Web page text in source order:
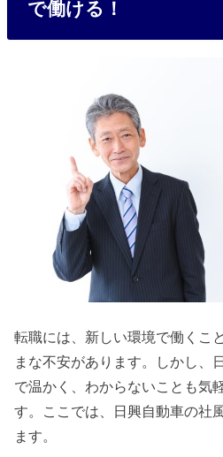
で働ける！
転職には、新しい環境で働くこ
まな不安があります。しかし、
で温かく、わからないことも気
す。ここでは、日興自動車の社
ます。